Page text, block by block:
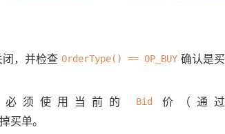
，并检查 OrderType() == OP_BUY 确认是买
必须使用当前的
Bid 价（通过
买单。